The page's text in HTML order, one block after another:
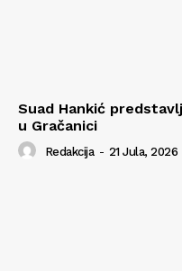
Suad Hankić
u Gračanici
Redakcija - 21 Jula, 2026